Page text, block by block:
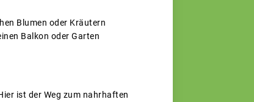
Blumen oder Kräutern
Balkon oder Garten
ist der Weg zum nahrhaften